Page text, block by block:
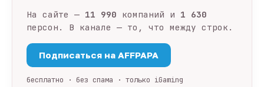
На сайте — 11 990 компаний и 1 630
персон. В канале — то, что между строк.
Подписаться на AFFPAPA
бесплатно · без спама · только iGaming